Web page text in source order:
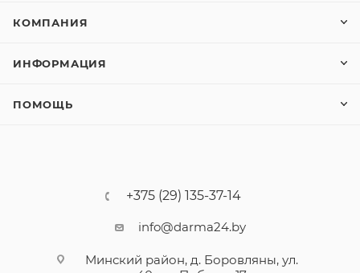
КОМПАНИЯ
ИНФОРМАЦИЯ
ПОМОЩЬ
+375 (29) 135-37-14
info@darma24.by
Минский район, д. Боровляны, ул.